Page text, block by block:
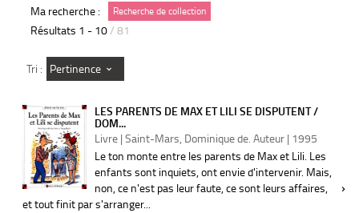
Ma recherche : Recherche de collection
Résultats 1 - 10/ 81
Tri : Pertinence
LES PARENTS DE MAX ET LILI SE DISPUTENT /
DOM...
Livre | Saint-Mars, Dominique de. Auteur | 1995
Le ton monte entre les parents de Max et Lili. Les
enfants sont inquiets, ont envie d'intervenir. Mais,
non, ce n'est pas leur faute, ce sont leurs affaires,
et tout finit par s'arranger...